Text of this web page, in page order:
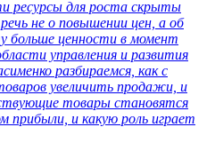
ресурсы для роста скрыты
не о повышении цен, а об
больше ценности в момент
управления и развития
разбираемся, как с
увеличить продажи, и
товары становятся
прибыли, и какую роль играет